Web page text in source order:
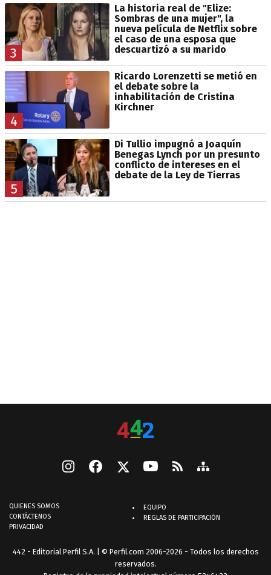
3
La historia real de "Elize:
Sombras de una mujer", la
nueva película de Netflix sobre
el caso de una esposa que
descuartizó a su marido
4
Ricardo Lorenzetti se metió en
el debate sobre la
inhabilitación de Cristina
Kirchner
5
Di Tullio impugnó a Joaquín
Benegas Lynch por un presunto
conflicto de intereses en el
debate de la Ley de Tierras
QUIENES SOMOS
CONTÁCTENOS
PRIVACIDAD
EQUIPO
REGLAS DE PARTICIPACIÓN
442 - Editorial Perfil S.A. | © Perfil.com 2006-2026 - Todos los derechos
reservados.